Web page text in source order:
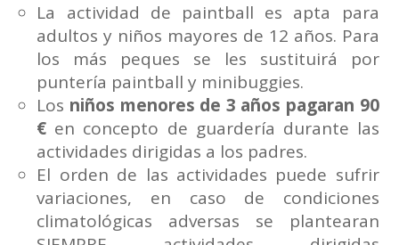
La actividad de paintball es apta para
adultos y niños mayores de 12 años. Para
los más peques se les sustituirá por
puntería paintball y minibuggies.
Los niños menores de 3 años pagaran 90
€ en concepto de guardería durante las
actividades dirigidas a los padres.
El orden de las actividades puede sufrir
variaciones, en caso de condiciones
climatológicas adversas se plantearan